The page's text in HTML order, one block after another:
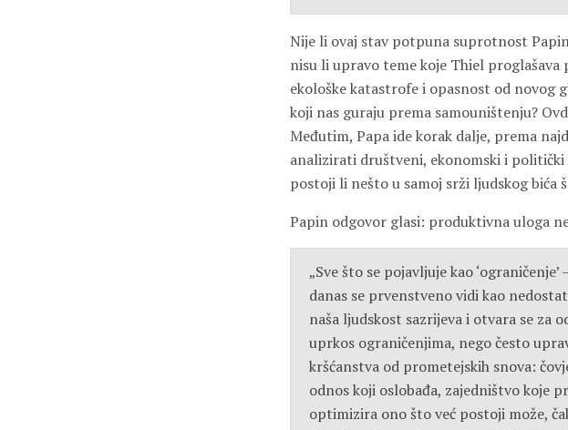
Nije li ovaj stav potpuna suprotnost
nisu li upravo teme koje Thiel
ekološke katastrofe i opasnost od novog
koji nas guraju prema samouništenju?
Međutim, Papa ide korak dalje, prema
analizirati društveni, ekonomski i
postoji li nešto u samoj srži ljudskog bića
Papin odgovor glasi: produktivna uloga
„Sve što se pojavljuje kao
danas se prvenstveno vidi kao
naša ljudskost sazrijeva i otvara se za
uprkos ograničenjima, nego često
kršćanstva od prometejskih snova:
odnos koji oslobađa, zajedništvo koje
optimizira ono što već postoji može,